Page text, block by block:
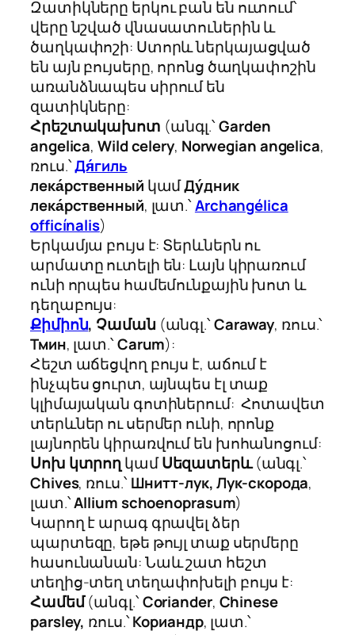
Զատիկները երկու բան են ուտում՝
վերը նշված վնասատուներին և
ծաղկափոշի: Ստորև ներկայացված
են այն բույսերը, որոնց ծաղկափոշին
առանձնապես սիրում են
զատիկները:
Հրեշտակախոտ (անգլ.՝Garden
angelica,Wild celery, Norwegian angelica,
ռուս.՝Дя́гиль
лека́рственный կամДу́дник
лека́рственный, լատ.՝Archangélica
officínalis)
Երկամյա բույս է: Տերևներն ու
արմատը ուտելի են: Լայն կիրառում
ունի որպես համեմունքային խոտ և
դեղաբույս:
Քիմիոն, Չաման (անգլ.՝Caraway, ռուս.՝
Тмин, լատ.՝Carum):
Հեշտ աճեցվող բույս է, աճում է
ինչպես ցուրտ, այնպես էլ տաք
կլիմայական գոտիներում: Հոտավետ
տերևներ ու սերմեր ունի, որոնք
լայնորեն կիրառվում են խոհանոցում:
Սոխ կտրողկամՍեզատերև(անգլ.՝
Chives, ռուս.՝Шнитт-лук, Лук-скорода,
լատ.՝Allium schoenoprasum)
Կարող է արագ գրավել ձեր
պարտեզը, եթե թույլ տաք սերմերը
հասունանան: Նաև շատ հեշտ
տեղից-տեղ տեղափոխելի բույս է:
Համեմ(անգլ.՝Coriander, Chinese
parsley, ռուս.՝Кориандр, լատ.՝